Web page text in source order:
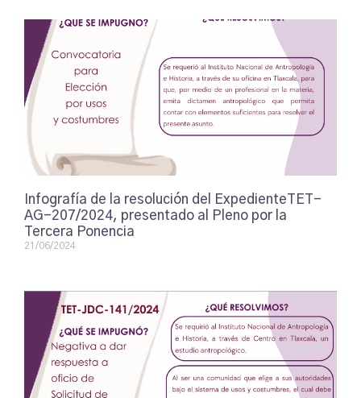
Infografía de la resolución del ExpedienteTET-
AG-207/2024, presentado al Pleno por la
Tercera Ponencia
21/06/2024